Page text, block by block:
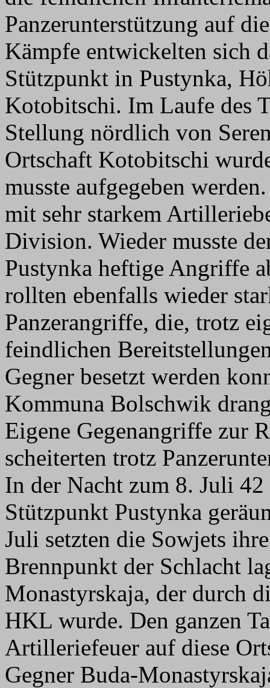
Panzerunterstützung auf
Kämpfe entwickelten sich
Stützpunkt in Pustynka,
Kotobitschi. Im Laufe des
Stellung nördlich von
Ortschaft Kotobitschi
musste aufgegeben
mit sehr starkem
Division. Wieder musste
Pustynka heftige Angriffe
rollten ebenfalls wieder
Panzerangriffe, die, trotz
feindlichen
Gegner besetzt werden
Kommuna Bolschwik
Eigene Gegenangriffe zur
scheiterten trotz
In der Nacht zum 8. Juli 42
Stützpunkt Pustynka
Juli setzten die Sowjets
Brennpunkt der Schlacht
Monastyrskaja, der durch
HKL wurde. Den ganzen
Artilleriefeuer auf diese
Gegner Buda-